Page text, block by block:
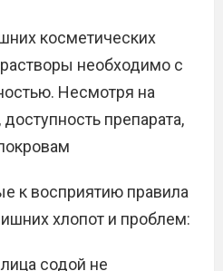
косметических
необходимо с
Несмотря на
препарата,
к восприятию правила
хлопот и проблем:
содой не